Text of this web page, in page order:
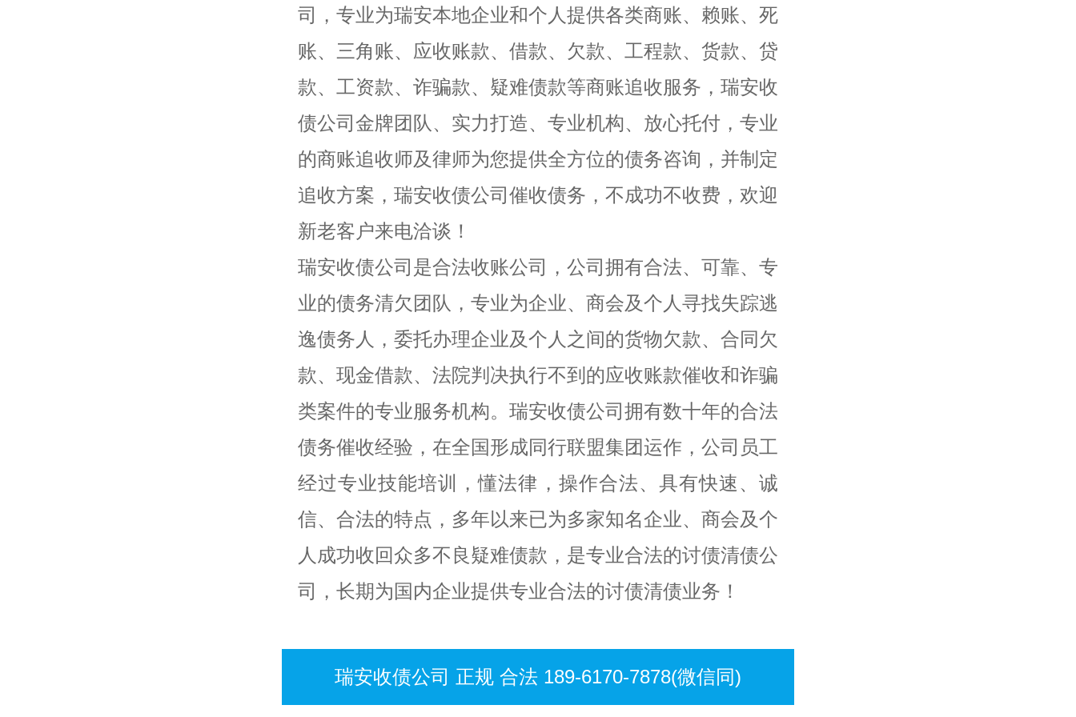
司，专业为瑞安本地企业和个人提供各类商账、赖账、死
账、三角账、应收账款、借款、欠款、工程款、货款、贷
款、工资款、诈骗款、疑难债款等商账追收服务，瑞安收
债公司金牌团队、实力打造、专业机构、放心托付，专业
的商账追收师及律师为您提供全方位的债务咨询，并制定
追收方案，瑞安收债公司催收债务，不成功不收费，欢迎
新老客户来电洽谈！
瑞安收债公司是合法收账公司，公司拥有合法、可靠、专
业的债务清欠团队，专业为企业、商会及个人寻找失踪逃
逸债务人，委托办理企业及个人之间的货物欠款、合同欠
款、现金借款、法院判决执行不到的应收账款催收和诈骗
类案件的专业服务机构。瑞安收债公司拥有数十年的合法
债务催收经验，在全国形成同行联盟集团运作，公司员工
经过专业技能培训，懂法律，操作合法、具有快速、诚
信、合法的特点，多年以来已为多家知名企业、商会及个
人成功收回众多不良疑难债款，是专业合法的讨债清债公
司，长期为国内企业提供专业合法的讨债清债业务！
瑞安收债公司 正规 合法 189-6170-7878(微信同)